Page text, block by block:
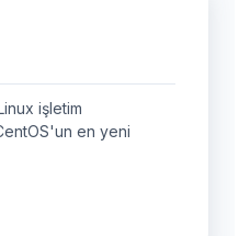
işletim
en yeni